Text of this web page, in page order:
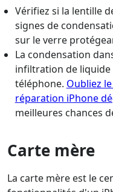
Vérifiez si la lentille
signes de
sur le verre
La condensation
infiltration de liquide
téléphone. Oubliez
réparation iPhone
meilleures chances
Carte mère
La carte mère est le